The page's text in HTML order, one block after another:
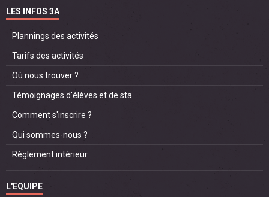
LES INFOS 3A
Plannings des activités
Tarifs des activités
Où nous trouver ?
Témoignages d'élèves et de sta
Comment s'inscrire ?
Qui sommes-nous ?
Règlement intérieur
L'EQUIPE